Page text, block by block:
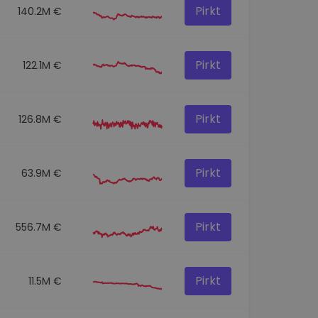
140.2M € Pirkt
122.1M € Pirkt
126.8M € Pirkt
63.9M € Pirkt
556.7M € Pirkt
11.5M € Pirkt